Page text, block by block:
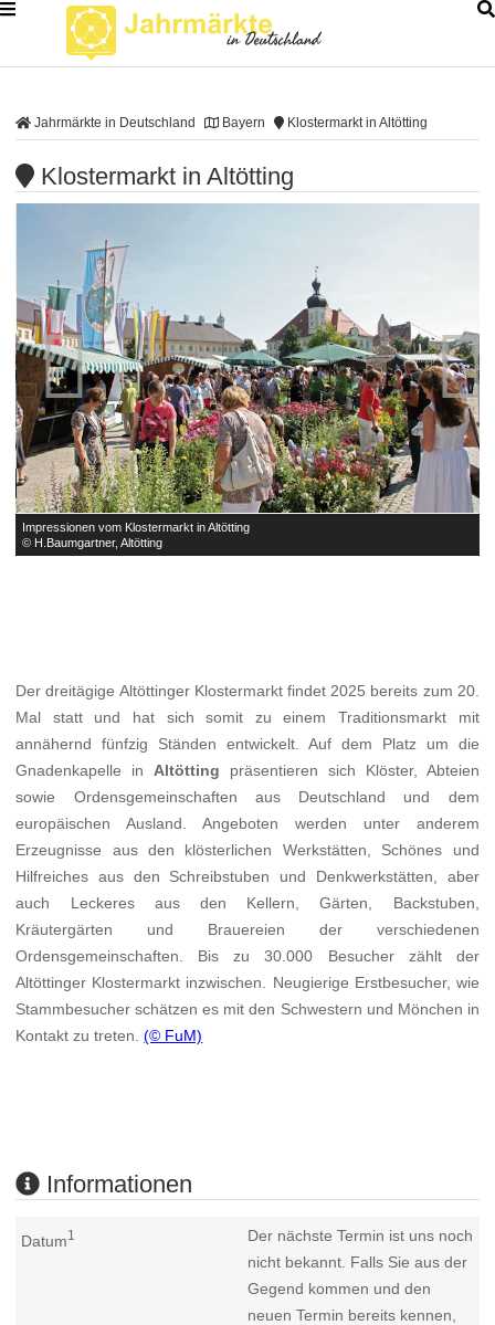
Jahrmärkte in Deutschland Bayern Klostermarkt in Altötting
Klostermarkt in Altötting
Impressionen vom Klostermarkt in Altötting
© H.Baumgartner, Altötting
 
Der dreitägige Altöttinger Klostermarkt findet 2025 bereits zum 20.
Mal statt und hat sich somit zu einem Traditionsmarkt mit
annähernd fünfzig Ständen entwickelt. Auf dem Platz um die
Gnadenkapelle in Altötting präsentieren sich Klöster, Abteien
sowie Ordensgemeinschaften aus Deutschland und dem
europäischen Ausland. Angeboten werden unter anderem
Erzeugnisse aus den klösterlichen Werkstätten, Schönes und
Hilfreiches aus den Schreibstuben und Denkwerkstätten, aber
auch Leckeres aus den Kellern, Gärten, Backstuben,
Kräutergärten und Brauereien der verschiedenen
Ordensgemeinschaften. Bis zu 30.000 Besucher zählt der
Altöttinger Klostermarkt inzwischen. Neugierige Erstbesucher, wie
Stammbesucher schätzen es mit den Schwestern und Mönchen in
Kontakt zu treten.(© FuM)
Informationen
Datum1
Der nächste Termin ist uns noch
nicht bekannt. Falls Sie aus der
Gegend kommen und den
neuen Termin bereits kennen,